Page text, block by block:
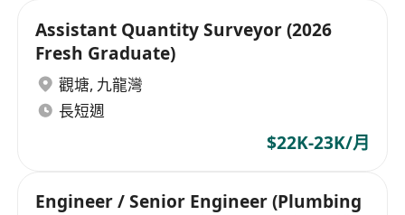
Assistant Quantity Surveyor (2026
Fresh Graduate)
觀塘, 九龍灣
長短週
$22K-23K/月
Engineer / Senior Engineer (Plumbing